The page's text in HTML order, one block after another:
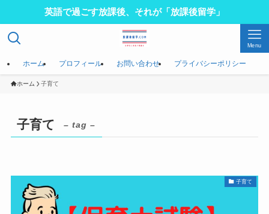
英語で過ごす放課後、それが「放課後留学」
Menu
ホーム プロフィール お問い合わせ プライバシーポリシー
ホーム 子育て
子育て – tag –
子育て